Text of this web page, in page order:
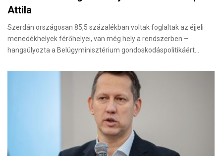
Attila
Szerdán országosan 85,5 százalékban voltak foglaltak az éjjeli
menedékhelyek férőhelyei, van még hely a rendszerben –
hangsúlyozta a Belügyminisztérium gondoskodáspolitikáért…